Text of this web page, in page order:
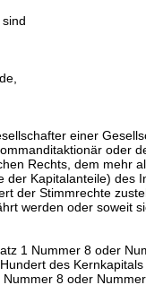
einer
oder
Rechts, dem mehr
der Kapitalanteile) des
der Stimmrechte
werden oder soweit
1 Nummer 8 oder
des
8 oder